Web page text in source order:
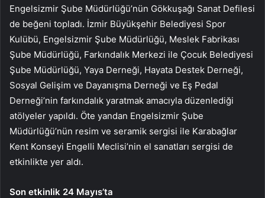
Engelsizmir Şube Müdürlüğü’nün Gökkuşağı Sanat Defilesi
de beğeni topladı. İzmir Büyükşehir Belediyesi Spor
Kulübü, Engelsizmir Şube Müdürlüğü, Meslek Fabrikası
Şube Müdürlüğü, Farkındalık Merkezi ile Çocuk Belediyesi
Şube Müdürlüğü, Yaya Derneği, Hayata Destek Derneği,
Sosyal Gelişim ve Dayanışma Derneği ve Eş Pedal
Derneği’nin farkındalık yaratmak amacıyla düzenlediği
atölyeler yapıldı. Öte yandan Engelsizmir Şube
Müdürlüğü’nün resim ve seramik sergisi ile Karabağlar
Kent Konseyi Engelli Meclisi’nin el sanatları sergisi de
etkinlikte yer aldı.
Son etkinlik 24 Mayıs’ta